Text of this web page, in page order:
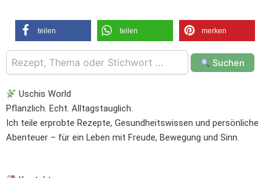
teilen teilen merken
Suchen
Uschis World
Pflanzlich. Echt. Alltagstauglich.
Ich teile erprobte Rezepte, Gesundheitswissen und persönliche
Abenteuer – für ein Leben mit Freude, Bewegung und Sinn.